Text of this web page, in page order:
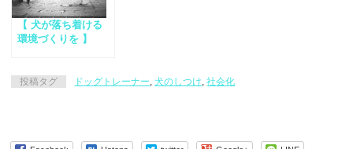
【 犬が落ち着ける
環境づくりを 】
投稿タグ ドッグトレーナー,犬のしつけ,社会化